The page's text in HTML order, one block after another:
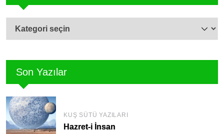
Son Yazılar
KUŞ SÜTÜ YAZILARI
Hazret-i İnsan